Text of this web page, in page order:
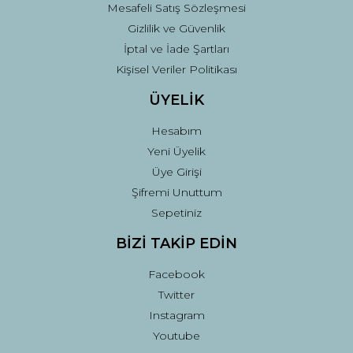
Mesafeli Satış Sözleşmesi
Gizlilik ve Güvenlik
İptal ve İade Şartları
Kişisel Veriler Politikası
ÜYELİK
Hesabım
Yeni Üyelik
Üye Girişi
Şifremi Unuttum
Sepetiniz
BİZİ TAKİP EDİN
Facebook
Twitter
Instagram
Youtube